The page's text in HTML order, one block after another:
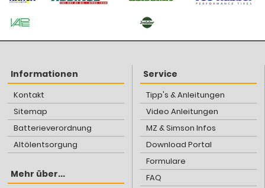
Informationen
Kontakt
Sitemap
Batterieverordnung
Altölentsorgung
Mehr über...
Service
Tipp's & Anleitungen
Video Anleitungen
MZ & Simson Infos
Download Portal
Formulare
FAQ